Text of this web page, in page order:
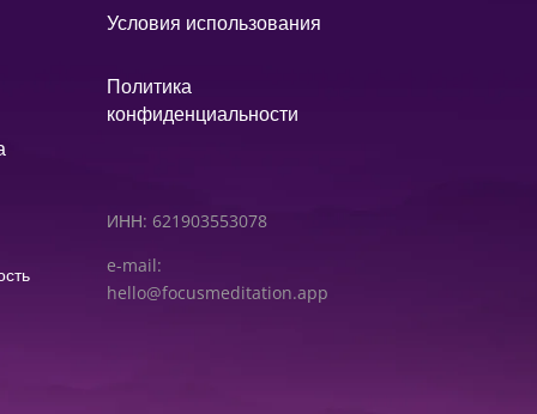
Условия использования
Политика
конфиденциальности
ИНН: 621903553078
e-mail:
hello@focusmeditation.app